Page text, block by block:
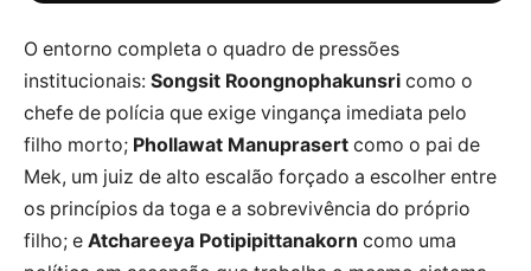
O entorno completa o quadro de pressões
institucionais: Songsit Roongnophakunsri como o
chefe de polícia que exige vingança imediata pelo
filho morto; Phollawat Manuprasert como o pai de
Mek, um juiz de alto escalão forçado a escolher entre
os princípios da toga e a sobrevivência do próprio
filho; e Atchareeya Potipipittanakorn como uma